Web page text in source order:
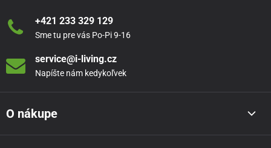
+421 233 329 129
Sme tu pre vás Po-Pi 9-16
service@i-living.cz
Napíšte nám kedykoľvek
O nákupe